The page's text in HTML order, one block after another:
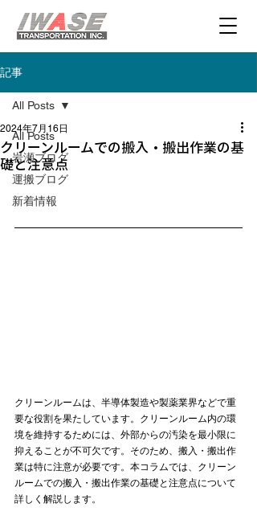
記事
All Posts
岩瀬ブログ
運搬ブログ
新着情報
All Posts
クリーンルームでの搬入・搬出作業の基
礎と注意点
2024年7月16日
クリーンルームは、半導体製造や製薬業界などで重
要な役割を果たしています。クリーンルーム内の環
境を維持するためには、外部からの汚染を最小限に
抑えることが不可欠です。そのため、搬入・搬出作
業は特に注意が必要です。本コラムでは、クリーン
ルームでの搬入・搬出作業の基礎と注意点について
詳しく解説します。